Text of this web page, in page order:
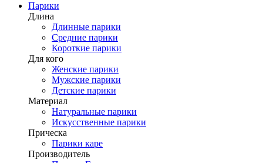
Парики
Длина
Длинные парики
Средние парики
Короткие парики
Для кого
Женские парики
Мужские парики
Детские парики
Материал
Натуральные парики
Искусственные парики
Прическа
Парики каре
Производитель